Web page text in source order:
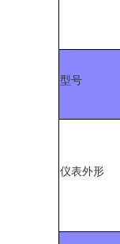
型号
仪表外形